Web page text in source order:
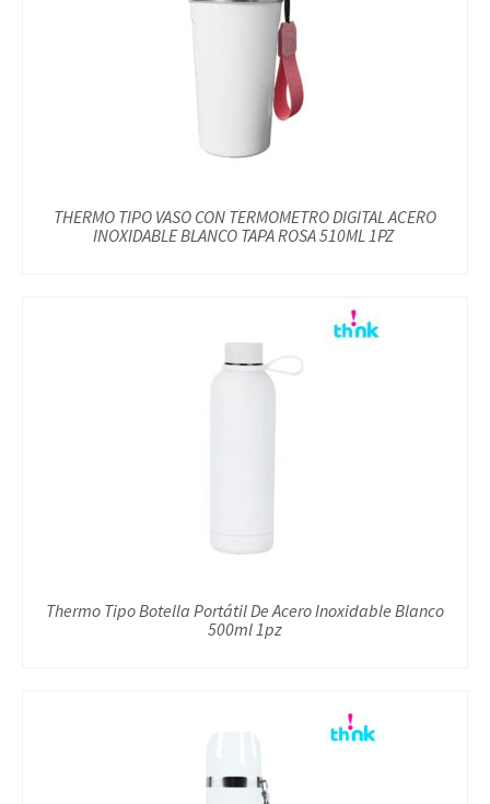
THERMO TIPO VASO CON TERMOMETRO DIGITAL ACERO
INOXIDABLE BLANCO TAPA ROSA 510ML 1PZ
Thermo Tipo Botella Portátil De Acero Inoxidable Blanco
500ml 1pz